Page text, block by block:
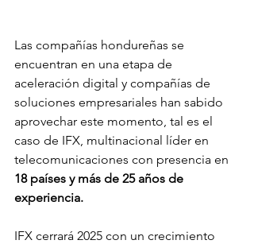
Las compañías hondureñas se
encuentran en una etapa de
aceleración digital y compañías de
soluciones empresariales han sabido
aprovechar este momento, tal es el
caso de IFX, multinacional líder en
telecomunicaciones con presencia en
18 países y más de 25 años de
experiencia.
IFX cerrará 2025 con un crecimiento